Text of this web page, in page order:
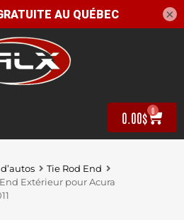
0.00$ 0
Tie Rod End
Extérieur pour Acura
×